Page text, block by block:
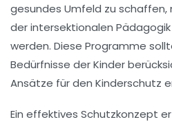
gesundes Umfeld zu schaffen,
derintersektionalen Pädagogik
werden. Diese Programme
Bedürfnisse der Kinder
Ansätze für den Kinderschutz
Ein effektives Schutzkonzept